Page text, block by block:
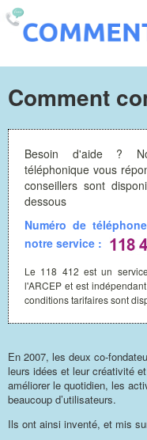
Comment
Besoin d'aide ?
téléphonique vous
conseillers sont
dessous
Numéro de
notre service :
Le 118 412 est un
l'ARCEP et est
conditions tarifaires sont
En 2007, les deux co-
leurs idées et leur créativité
améliorer le quotidien, les
beaucoup d’utilisateurs.
Ils ont ainsi inventé, et mis